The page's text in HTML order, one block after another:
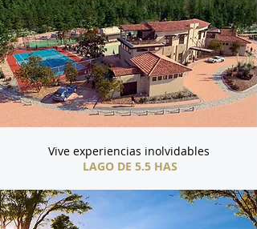
Vive experiencias inolvidables
LAGO DE 5.5 HAS